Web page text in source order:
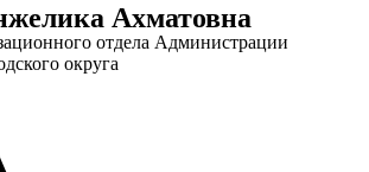
Ахматовна
отдела Администрации
округа